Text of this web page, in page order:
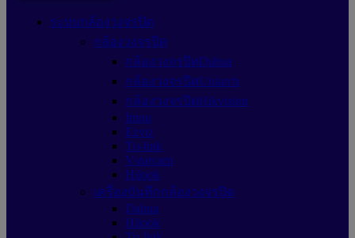
ระบบกล้องวงจรปิด
กล้องวงจรปิด
กล้องวงจรปิดDahua
กล้องวงจรปิดUniarch
กล้องวงจรปิดHikvision
Imou
Ezviz
Tp-link
Vstarcam
Hilook
เครื่องบันทึกกล้องวงจรปิด
Dahua
Hilook